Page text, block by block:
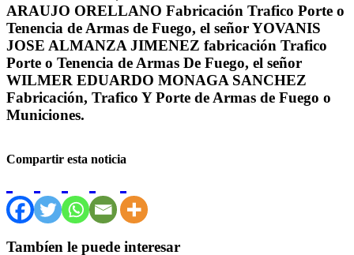
ARAUJO ORELLANO Fabricación Trafico Porte o
Tenencia de Armas de Fuego, el señor YOVANIS
JOSE ALMANZA JIMENEZ fabricación Trafico
Porte o Tenencia de Armas De Fuego, el señor
WILMER EDUARDO MONAGA SANCHEZ
Fabricación, Trafico Y Porte de Armas de Fuego o
Municiones.
Compartir esta noticia
Tambíen le puede interesar